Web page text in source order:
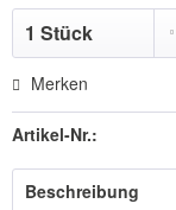
Merken
Artikel-Nr.:
Beschreibung